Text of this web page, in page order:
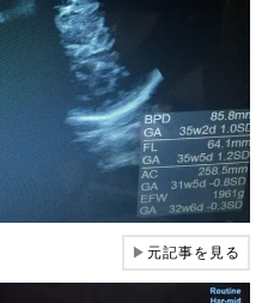
▶元記事を見る